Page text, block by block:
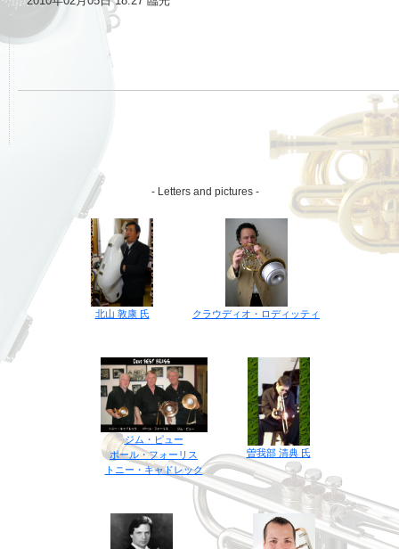
- Letters and pictures -
北山 敦康 氏 クラウディオ・ロディッティ
ジム・ピュー
ポール・フォーリス
トニー・キャドレック
曽我部 清典 氏